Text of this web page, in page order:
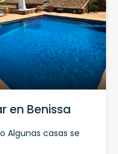
en Benissa
Algunas casas se